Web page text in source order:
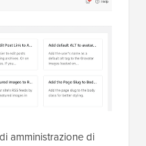
amministrazione di